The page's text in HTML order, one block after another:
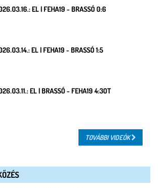
EL | FEHA19 - BRASSÓ 0:6
EL | FEHA19 - BRASSÓ 1:5
EL | BRASSÓ - FEHA19 4:3OT
TOVÁBBI VIDEÓK